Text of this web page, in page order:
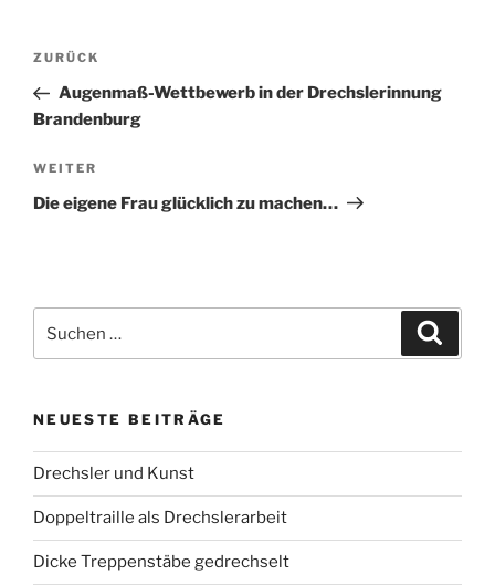
Beitragsnavigation
Vorheriger
Beitrag
ZURÜCK
Augenmaß-Wettbewerb in der Drechslerinnung
Brandenburg
Nächster
Beitrag
WEITER
Die eigene Frau glücklich zu machen…
nach:
NEUESTE BEITRÄGE
Drechsler und Kunst
Doppeltraille als Drechslerarbeit
Dicke Treppenstäbe gedrechselt